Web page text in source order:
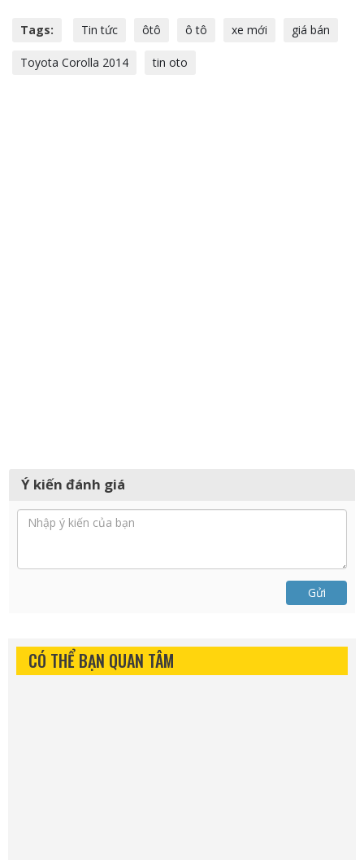
Tags: Tin tức ôtô ô tô xe mới giá bán
Toyota Corolla 2014 tin oto
Ý kiến đánh giá
Gửi
CÓ THỂ BẠN QUAN TÂM